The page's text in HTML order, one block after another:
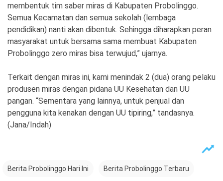
membentuk tim saber miras di Kabupaten Probolinggo.
Semua Kecamatan dan semua sekolah (lembaga
pendidikan) nanti akan dibentuk. Sehingga diharapkan peran
masyarakat untuk bersama sama membuat Kabupaten
Probolinggo zero miras bisa terwujud,” ujarnya.
Terkait dengan miras ini, kami menindak 2 (dua) orang pelaku
produsen miras dengan pidana UU Kesehatan dan UU
pangan. “Sementara yang lainnya, untuk penjual dan
pengguna kita kenakan dengan UU tipiring,” tandasnya.
(Jana/Indah)
Berita Probolinggo Hari Ini Berita Probolinggo Terbaru